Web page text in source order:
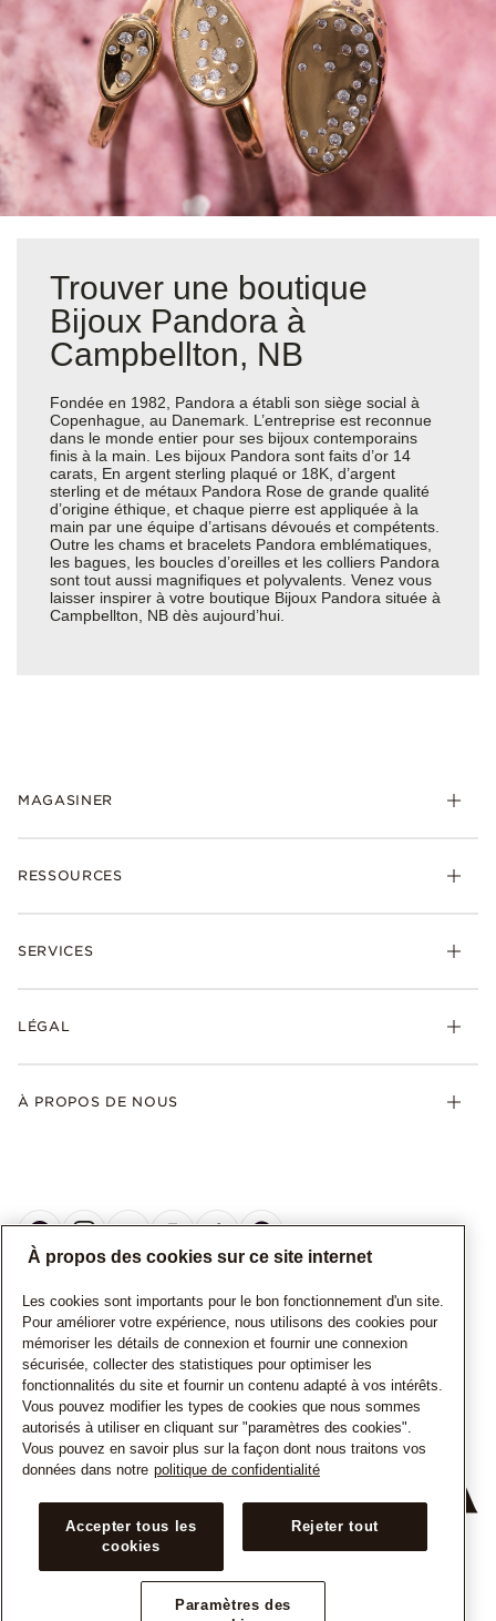
Trouver une boutique
Bijoux Pandora à
Campbellton, NB
Fondée en 1982, Pandora a établi son siège social à
Copenhague, au Danemark. L’entreprise est reconnue
dans le monde entier pour ses bijoux contemporains
finis à la main. Les bijoux Pandora sont faits d’or 14
carats, En argent sterling plaqué or 18K, d’argent
sterling et de métaux Pandora Rose de grande qualité
d’origine éthique, et chaque pierre est appliquée à la
main par une équipe d’artisans dévoués et compétents.
Outre les chams et bracelets Pandora emblématiques,
les bagues, les boucles d’oreilles et les colliers Pandora
sont tout aussi magnifiques et polyvalents. Venez vous
laisser inspirer à votre boutique Bijoux Pandora située à
Campbellton, NB dès aujourd’hui.
MAGASINER
RESSOURCES
SERVICES
LÉGAL
À PROPOS DE NOUS
CANADA Français
© TOUS DROITS RESERVES. 2026 Pandora
À propos des cookies sur ce site internet
Les cookies sont importants pour le bon fonctionnement d'un site.
Pour améliorer votre expérience, nous utilisons des cookies pour
mémoriser les détails de connexion et fournir une connexion
sécurisée, collecter des statistiques pour optimiser les
fonctionnalités du site et fournir un contenu adapté à vos intérêts.
Vous pouvez modifier les types de cookies que nous sommes
autorisés à utiliser en cliquant sur "paramètres des cookies".
Vous pouvez en savoir plus sur la façon dont nous traitons vos
données dans notre politique de confidentialité
Accepter tous les
cookies
Rejeter tout
Paramètres des